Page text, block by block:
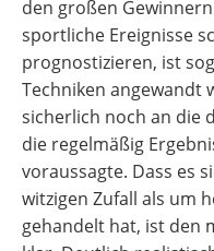
den großen
sportliche Ereignisse
prognostizieren, ist
Techniken angewandt
sicherlich noch an die
die regelmäßig
voraussagte. Dass es
witzigen Zufall als um
gehandelt hat, ist den